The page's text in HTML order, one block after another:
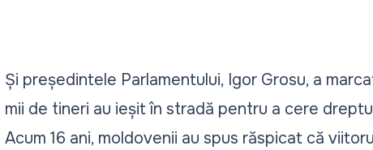
Și președintele Parlamentului, Igor Grosu, a
mii de tineri au ieșit în stradă pentru a cere
Acum 16 ani, moldovenii au spus răspicat că